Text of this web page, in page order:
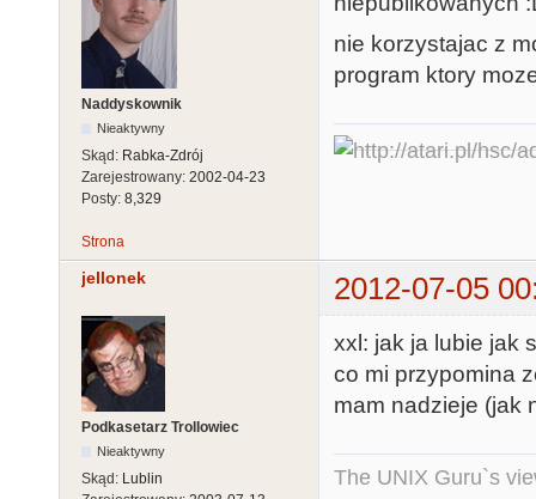
Naddyskownik
Nieaktywny
Skąd: Rabka-Zdrój
Zarejestrowany: 2002-04-23
Posty: 8,329
nie korzystajac z
program ktory
Strona
jellonek 2012-07-05
Podkasetarz Trollowiec
Nieaktywny
Skąd: Lublin
xxl: jak ja lubie jak
co mi przypomina
mam nadzieje (jak
The UNIX Guru`s